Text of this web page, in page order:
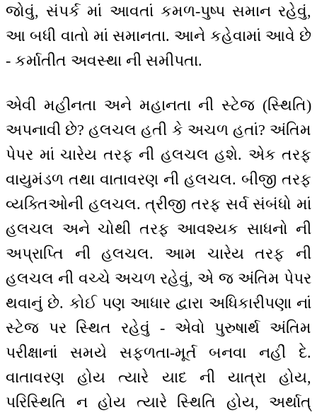
જોવું, સંપર્ક માં આવતાં કમળ-પુષ્પ સમાન રહેવું,
આ બધી વાતો માં સમાનતા. આને કહેવામાં આવે છે
- કર્માતીત અવસ્થા ની સમીપતા.
એવી મહીનતા અને મહાનતા ની સ્ટેજ (સ્થિતિ)
અપનાવી છે? હલચલ હતી કે અચળ હતાં? અંતિમ
પેપર માં ચારેય તરફ ની હલચલ હશે. એક તરફ
વાયુમંડળ તથા વાતાવરણ ની હલચલ. બીજી તરફ
વ્યક્તિઓની હલચલ. ત્રીજી તરફ સર્વ સંબંધો માં
હલચલ અને ચોથી તરફ આવશ્યક સાધનો ની
અપ્રાપ્તિ ની હલચલ. આમ ચારેય તરફ ની
હલચલ ની વચ્ચે અચળ રહેવું, એ જ અંતિમ પેપર
થવાનું છે. કોઈ પણ આધાર દ્વારા અધિકારીપણા નાં
સ્ટેજ પર સ્થિત રહેવું - એવો પુરુષાર્થ અંતિમ
પરીક્ષાનાં સમયે સફળતા-મૂર્ત બનવા નહીં દે.
વાતાવરણ હોય ત્યારે યાદ ની યાત્રા હોય,
પરિસ્થિતિ ન હોય ત્યારે સ્થિતિ હોય, અર્થાત્